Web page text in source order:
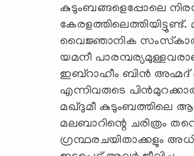
കുടുംബങ്ങളെപ്പോലെ
വൈജ്ഞാനിക
യമനീ
ഇബ്‌റാഹീം ബിന്‍
എന്നിവരുടെ
മഖ്ദുമീ കുടുംബത്തിലെ
മലബാറിന്റെ ചരിത്രം
ഗ്രന്ഥരചയിതാക്കളും